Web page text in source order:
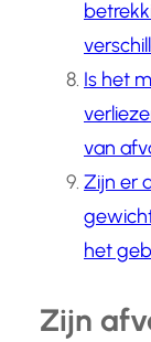
Is het
van
Zijn er
het
Zijn